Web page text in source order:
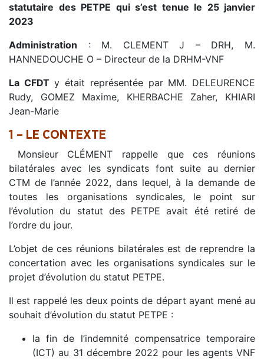
statutaire des PETPE qui s’est tenue le 25 janvier
2023
Administration : M. CLEMENT J – DRH, M.
HANNEDOUCHE O – Directeur de la DRHM-VNF
La CFDTy était représentée par MM. DELEURENCE
Rudy, GOMEZ Maxime, KHERBACHE Zaher, KHIARI
Jean-Marie
1 – LE CONTEXTE
Monsieur CLÉMENT rappelle que ces réunions
bilatérales avec les syndicats font suite au dernier
CTM de l’année 2022, dans lequel, à la demande de
toutes les organisations syndicales, le point sur
l’évolution du statut des PETPE avait été retiré de
l’ordre du jour.
L’objet de ces réunions bilatérales est de reprendre la
concertation avec les organisations syndicales sur le
projet d’évolution du statut PETPE.
Il est rappelé les deux points de départ ayant mené au
souhait d’évolution du statut PETPE :
la fin de l’indemnité compensatrice temporaire
(ICT) au 31 décembre 2022 pour les agents VNF